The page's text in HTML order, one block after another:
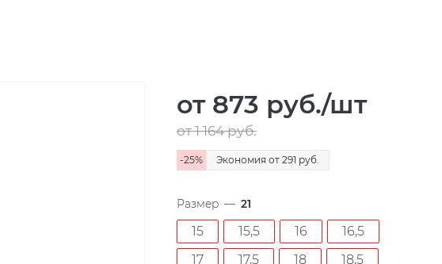
от 873 руб./шт
от 1 164руб.
-25% Экономия от 291 руб.
Размер — 21
15 15,5 16
16,5
17
17,5 18
18,5